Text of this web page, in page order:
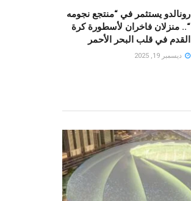
رونالدو يستثمر في “منتجع نجومه
“.. منزلان فاخران لأسطورة كرة
القدم في قلب البحر الأحمر
ديسمبر 19, 2025